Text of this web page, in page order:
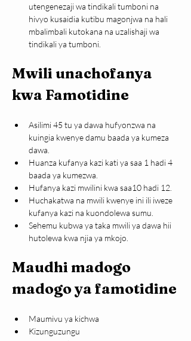
utengenezaji wa tindikali tumboni na
hivyo kusaidia kutibu magonjwa na hali
mbalimbali kutokana na uzalishaji wa
tindikali ya tumboni.
Mwili unachofanya
kwa Famotidine
Asilimi 45 tu ya dawa hufyonzwa na
kuingia kwenye damu baada ya kumeza
dawa.
Huanza kufanya kazi kati ya saa 1 hadi 4
baada ya kumezwa.
Hufanya kazi mwilini kwa saa10 hadi 12.
Huchakatwa na mwili kwenye ini ili iweze
kufanya kazi na kuondolewa sumu.
Sehemu kubwa ya taka mwili ya dawa hii
hutolewa kwa njia ya mkojo.
Maudhi madogo
madogo ya famotidine
Maumivu ya kichwa
Kizunguzungu